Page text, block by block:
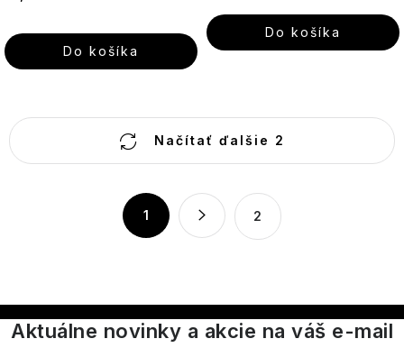
Do košíka
Do košíka
O
v
e
p
Načítať ďalšie 2
k
o
1 2
Aktuálne novinky a akcie na váš e-mail